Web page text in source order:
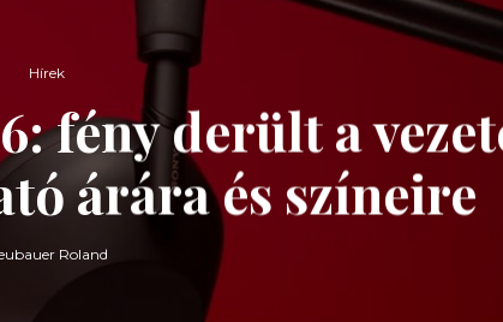
Hírek
fény derült a
árára és színeire
Roland